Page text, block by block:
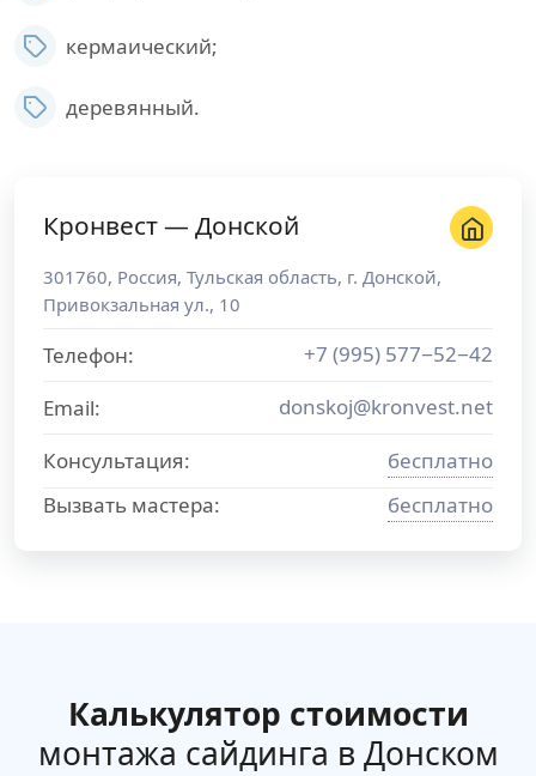
кермаический;
деревянный.
Кронвест — Донской
301760, Россия, Тульская область, г. Донской,
Привокзальная ул., 10
Телефон:
+7 (995) 577−52−42
Email:
donskoj@kronvest.net
Консультация:
бесплатно
Вызвать мастера:
бесплатно
Калькулятор стоимости
монтажа сайдинга в Донском